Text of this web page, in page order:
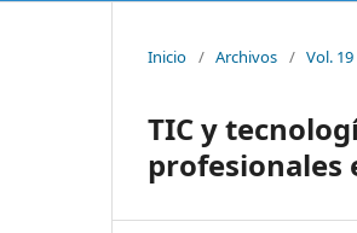
Inicio / Archivos / Vol.
TIC y
profesionales